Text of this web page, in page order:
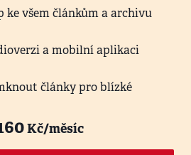
ke všem článkům a archivu
a mobilní aplikaci
články pro blízké
Kč/měsíc